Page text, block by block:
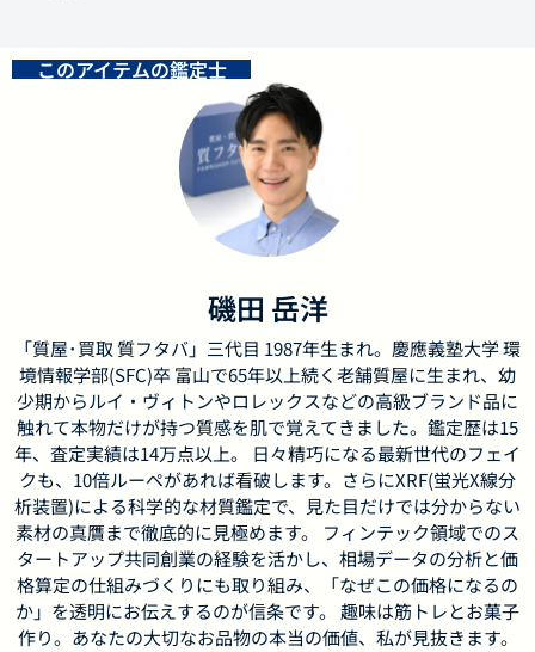
このアイテムの鑑定士
磯田 岳洋
「質屋･買取 質フタバ」三代目 1987年生まれ。慶應義塾大学 環
境情報学部(SFC)卒 富山で65年以上続く老舗質屋に生まれ、幼
少期からルイ・ヴィトンやロレックスなどの高級ブランド品に
触れて本物だけが持つ質感を肌で覚えてきました。鑑定歴は15
年、査定実績は14万点以上。 日々精巧になる最新世代のフェイ
クも、10倍ルーペがあれば看破します。さらにXRF(蛍光X線分
析装置)による科学的な材質鑑定で、見た目だけでは分からない
素材の真贋まで徹底的に見極めます。 フィンテック領域でのス
タートアップ共同創業の経験を活かし、相場データの分析と価
格算定の仕組みづくりにも取り組み、「なぜこの価格になるの
か」を透明にお伝えするのが信条です。 趣味は筋トレとお菓子
作り。あなたの大切なお品物の本当の価値、私が見抜きます。